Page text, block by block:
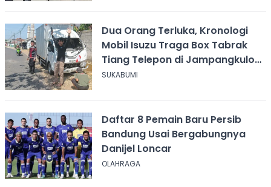
Dua Orang Terluka, Kronologi
Mobil Isuzu Traga Box Tabrak
Tiang Telepon di Jampangkulon
Sukabumi
SUKABUMI
Daftar 8 Pemain Baru Persib
Bandung Usai Bergabungnya
Danijel Loncar
OLAHRAGA